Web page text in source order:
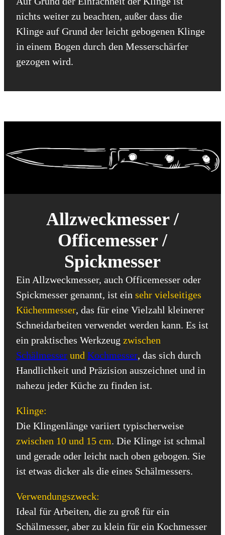
nichts weiter zu beachten, außer dass die
Klinge auf Grund der leicht gebogenen Klinge
in einem Bogen durch den Messerschärfer
gezogen wird.
Allzweckmesser /
Officemesser /
Spickmesser
Ein Allzweckmesser, auch Officemesser oder
Spickmesser genannt, ist ein sehr vielseitiges
Küchenmesser, das für eine Vielzahl kleinerer
Schneidarbeiten verwendet werden kann. Es ist
ein praktisches Werkzeug zwischen
Schälmesser und Kochmesser, das sich durch
Handlichkeit und Präzision auszeichnet und in
nahezu jeder Küche zu finden ist.
Klinge:
Die Klingenlänge variiert typischerweise
zwischen 10 und 15 cm. Die Klinge ist schmal
und gerade oder leicht nach oben gebogen. Sie
ist etwas dicker als die eines Schälmessers.
Verwendungszweck:
Ideal für Arbeiten, die zu groß für ein
Schälmesser, aber zu klein für ein Kochmesser